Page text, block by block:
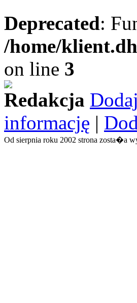
Deprecated:
/home/
on line 3
Redakcja
informację |
Od sierpnia roku 2002 strona zosta�a